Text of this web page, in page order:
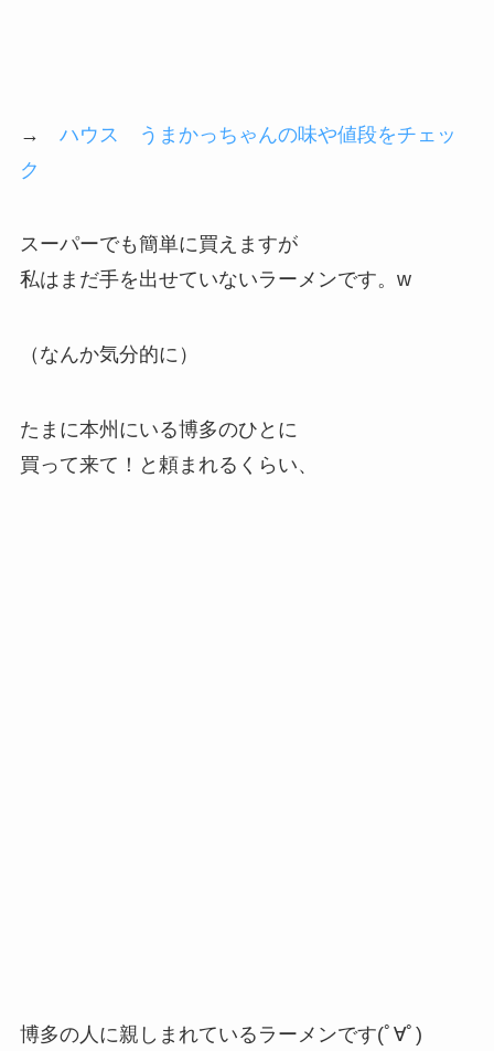
→ ハウス うまかっちゃんの味や値段をチェッ
ク
スーパーでも簡単に買えますが
私はまだ手を出せていないラーメンです。w
（なんか気分的に）
たまに本州にいる博多のひとに
買って来て！と頼まれるくらい、
博多の人に親しまれているラーメンです(ﾟ∀ﾟ)